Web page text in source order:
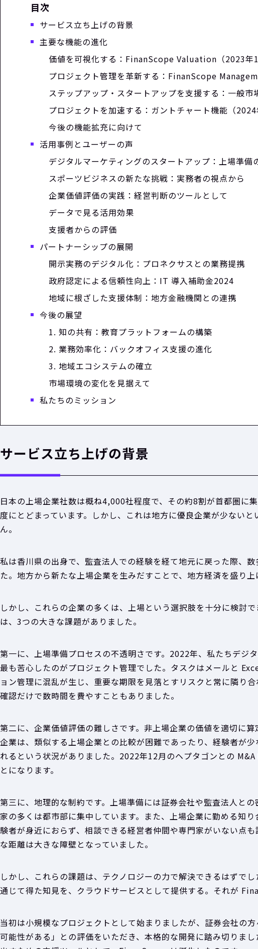
目次
サービス立ち上げの背景
主要な機能の進化
価値を可視化する：FinanScope Valuation（2023年
プロジェクト管理を革新する：FinanScope
ステップアップ・スタートアップを支援する：一般市
プロジェクトを加速する：ガントチャート機能（2024
今後の機能拡充に向けて
活用事例とユーザーの声
デジタルマーケティングのスタートアップ：上場準備
スポーツビジネスの新たな挑戦：実務者の視点から
企業価値評価の実践：経営判断のツールとして
データで見る活用効果
支援者からの評価
パートナーシップの展開
開示実務のデジタル化：プロネクサスとの業務提携
政府認定による信頼性向上：IT 導入補助金2024
地域に根ざした支援体制：地方金融機関との連携
今後の展望
1. 知の共有：教育プラットフォームの構築
2. 業務効率化：バックオフィス支援の進化
3. 地域エコシステムの確立
市場環境の変化を見据えて
私たちのミッション
サービス立ち上げの背景
日本の上場企業社数は概ね4,000社程度で、その約8割が首都圏に
度にとどまっています。しかし、これは地方に優良企業が少ない
ん。
私は香川県の出身で、監査法人での経験を経て地元に戻った際、
た。地方から新たな上場企業を生みだすことで、地方経済を盛り上
しかし、これらの企業の多くは、上場という選択肢を十分に検討
は、3つの大きな課題がありました。
第一に、上場準備プロセスの不透明さです。2022年、私たちデジ
最も苦心したのがプロジェクト管理でした。タスクはメールと
ョン管理に混乱が生じ、重要な期限を見落とすリスクと常に隣り
確認だけで数時間を費やすこともありました。
第二に、企業価値評価の難しさです。非上場企業の価値を適切に
企業は、類似する上場企業との比較が困難であったり、経験者が
れるという状況がありました。2022年12月のヘプタゴンとの
とになります。
第三に、地理的な制約です。上場準備には証券会社や監査法人と
家の多くは都市部に集中しています。また、上場企業に勤める知
験者が身近におらず、相談できる経営者仲間や専門家がいない点
な距離は大きな障壁となっていました。
しかし、これらの課題は、テクノロジーの力で解決できるはずで
通じて得た知見を、クラウドサービスとして提供する。それが
当初は小規模なプロジェクトとして始まりましたが、証券会社の
可能性がある」との評価をいただき、本格的な開発に踏み切りま